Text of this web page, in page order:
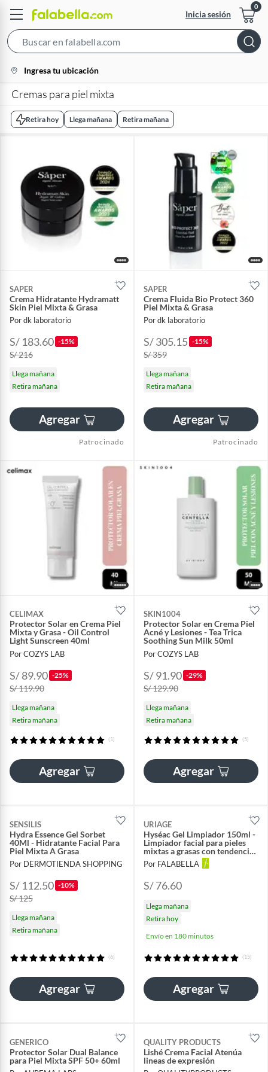
Inicia sesión
Bar
location-
icon
Ingresa tu ubicación
Cremas para piel mixta
Retira hoy Llega mañana Retira mañana
SAPER
Crema Hidratante Hydramatt
Skin Piel Mixta & Grasa
Por dk laboratorio
S/ 183.60 -15%
S/ 216
Llega mañana
Retira mañana
Agregar
Patrocinado
SAPER
Crema Fluida Bio Protect 360
Piel Mixta & Grasa
Por dk laboratorio
S/ 305.15 -15%
S/ 359
Llega mañana
Retira mañana
Agregar
Patrocinado
CELIMAX
Protector Solar en Crema Piel
Mixta y Grasa - Oil Control
Light Sunscreen 40ml
Por COZYS LAB
S/ 89.90 -25%
S/ 119.90
Llega mañana
Retira mañana
(1)
Agregar
SKIN1004
Protector Solar en Crema Piel
Acné y Lesiones - Tea Trica
Soothing Sun Milk 50ml
Por COZYS LAB
S/ 91.90 -29%
S/ 129.90
Llega mañana
Retira mañana
(5)
Agregar
SENSILIS
Hydra Essence Gel Sorbet
40Ml - Hidratante Facial Para
Piel Mixta A Grasa
Por DERMOTIENDA SHOPPING
S/ 112.50 -10%
S/ 125
Llega mañana
Retira mañana
(6)
Agregar
URIAGE
Hyséac Gel Limpiador 150ml -
Limpiador facial para pieles
mixtas a grasas con tendencia
acneica
Por FALABELLA
S/ 76.60
Llega mañana
Retira hoy
Envío en 180 minutos
(15)
Agregar
GENERICO
Protector Solar Dual Balance
para Piel Mixta SPF 50+ 60ml
QUALITY PRODUCTS
Lishé Crema Facial Atenúa
lineas de expresión